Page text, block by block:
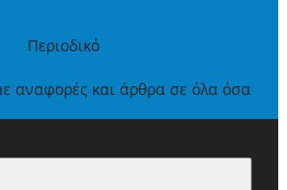
Περιοδικό
αναφορές και άρθρα σε όλα όσα